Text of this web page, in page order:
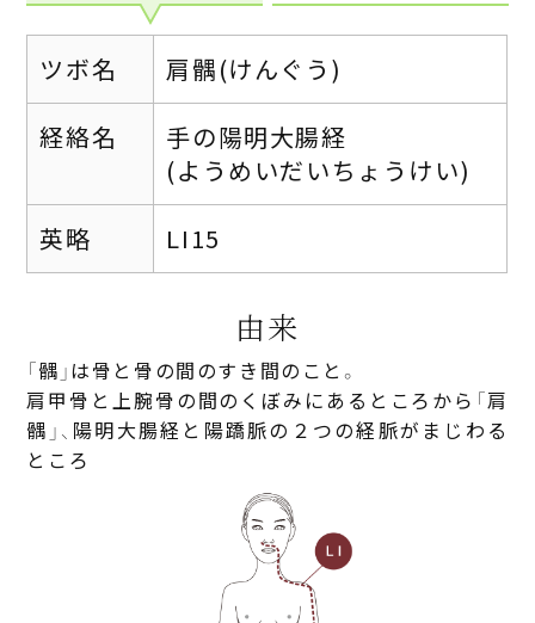
ツボ名
肩髃(けんぐう)
経絡名
手の陽明大腸経
(ようめいだいちょうけい)
英略
LI15
由来
「髃」は骨と骨の間のすき間のこと。
肩甲骨と上腕骨の間のくぼみにあるところから「肩
髃」、陽明大腸経と陽蹻脈の２つの経脈がまじわる
ところ